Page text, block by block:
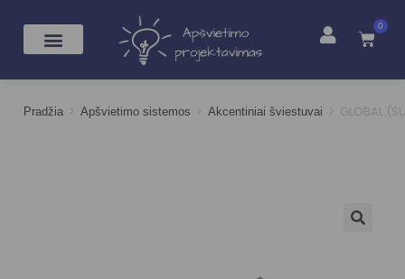
0
Pradžia > Apšvietimo sistemos > Akcentiniai šviestuvai > GLOBAL